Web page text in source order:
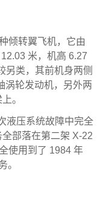
转翼飞机，它由
米，机高 6.27
另类，其前机身两侧
涡轮发动机，另外两
。
压系统故障中完全
部落在第二架 X-22
使用到了 1984 年
。